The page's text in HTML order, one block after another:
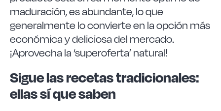
maduración, es abundante, lo que
generalmente lo convierte en la opción más
económica y deliciosa del mercado.
¡Aprovecha la ‘superoferta’ natural!
Sigue las recetas tradicionales:
ellas sí que saben